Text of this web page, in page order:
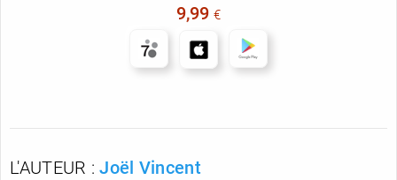
9,99 €
L'AUTEUR :Joël Vincent